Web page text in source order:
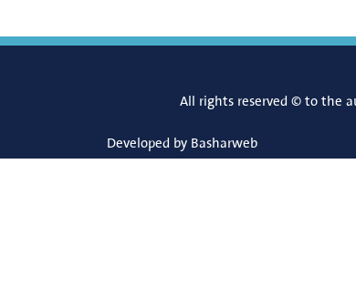
All rights reserved © to the
Developed by Basharweb